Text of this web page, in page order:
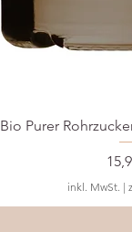
Bio Purer
inkl. MwSt. |